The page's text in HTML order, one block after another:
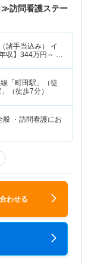
訪問看護ステー
諸手当込み） イ
収】 344万円～ 程
線「町田駅」（徒
（徒歩7分）
お
わせる